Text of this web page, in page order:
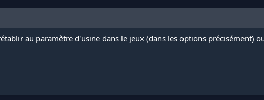
au paramètre d'usine dans le jeux (dans les options précisément)